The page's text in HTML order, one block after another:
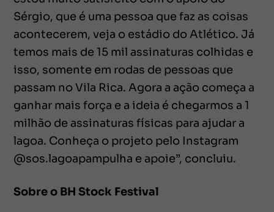
Sérgio, que é uma pessoa que faz as coisas
acontecerem, veja o estádio do Atlético. Já
temos mais de 15 mil assinaturas colhidas e
isso, somente em rodas de pessoas que
passam no Vila Rica. Agora a ação começa a
ganhar mais força e a ideia é chegarmos a 1
milhão de assinaturas físicas para ajudar a
lagoa. Conheça o projeto pelo Instagram
@sos.lagoapampulha e apoie”, concluiu.
Sobre o BH Stock Festival